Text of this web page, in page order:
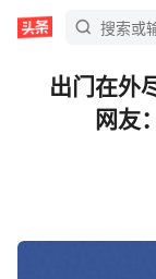
出门在外
网友